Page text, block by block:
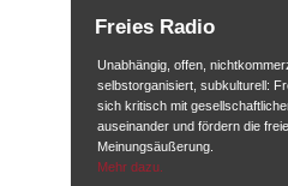
Freies Radio
Unabhängig, offen,
selbstorganisiert, subkulturell:
sich kritisch mit
auseinander und fördern die freie
Meinungsäußerung.
Mehr dazu.